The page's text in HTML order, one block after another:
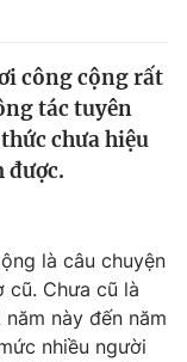
công cộng rất
tác tuyên
chưa hiệu
được.
là câu chuyện
cũ. Chưa cũ là
này đến năm
nhiều người